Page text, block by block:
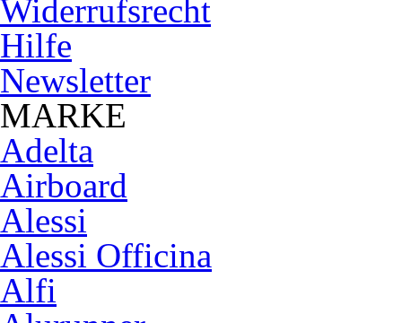
Widerrufsrecht
Hilfe
Newsletter
MARKE
Adelta
Airboard
Alessi
Alessi Officina
Alfi